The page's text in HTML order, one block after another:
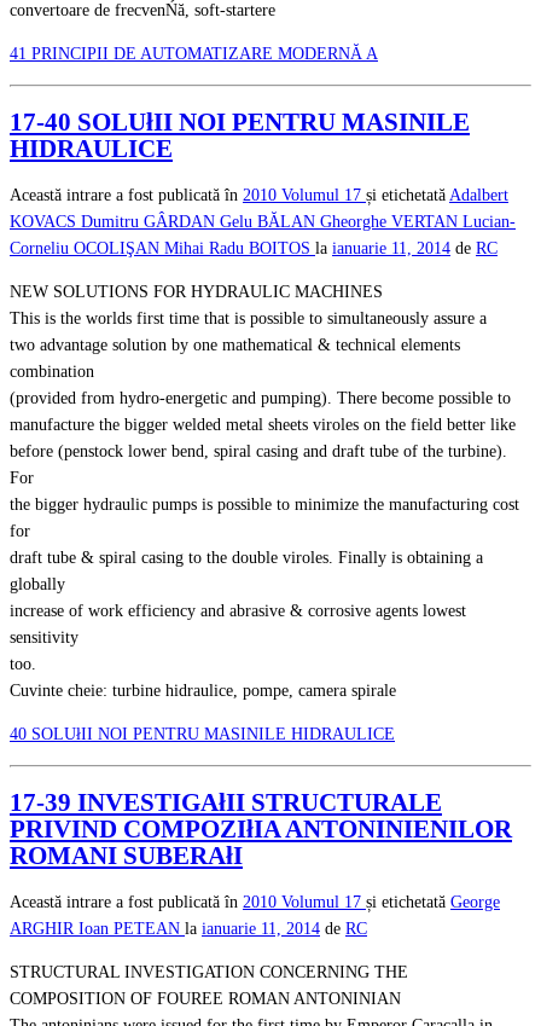
convertoare de frecvenŃă, soft-startere
41 PRINCIPII DE AUTOMATIZARE MODERNĂ A
17-40 SOLUłII NOI PENTRU MASINILE
HIDRAULICE
Această intrare a fost publicată în 2010 Volumul 17 și etichetată Adalbert
KOVACS Dumitru GÂRDAN Gelu BĂLAN Gheorghe VERTAN Lucian-
Corneliu OCOLIŞAN Mihai Radu BOITOS la ianuarie 11, 2014 de RC
NEW SOLUTIONS FOR HYDRAULIC MACHINES
This is the worlds first time that is possible to simultaneously assure a
two advantage solution by one mathematical & technical elements
combination
(provided from hydro-energetic and pumping). There become possible to
manufacture the bigger welded metal sheets viroles on the field better like
before (penstock lower bend, spiral casing and draft tube of the turbine).
For
the bigger hydraulic pumps is possible to minimize the manufacturing cost
for
draft tube & spiral casing to the double viroles. Finally is obtaining a
globally
increase of work efficiency and abrasive & corrosive agents lowest
sensitivity
too.
Cuvinte cheie: turbine hidraulice, pompe, camera spirale
40 SOLUłII NOI PENTRU MASINILE HIDRAULICE
17-39 INVESTIGAłII STRUCTURALE
PRIVIND COMPOZIłIA ANTONINIENILOR
ROMANI SUBERAłI
Această intrare a fost publicată în 2010 Volumul 17 și etichetată George
ARGHIR Ioan PETEAN la ianuarie 11, 2014 de RC
STRUCTURAL INVESTIGATION CONCERNING THE
COMPOSITION OF FOUREE ROMAN ANTONINIAN